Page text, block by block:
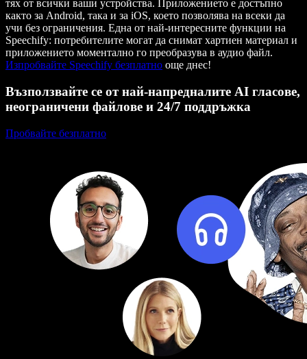
тях от всички ваши устройства. Приложението е достъпно
както за Android, така и за iOS, което позволява на всеки да
учи без ограничения. Една от най-интересните функции на
Speechify: потребителите могат да снимат хартиен материал и
приложението моментално го преобразува в аудио файл.
Изпробвайте Speechify безплатно още днес!
Възползвайте се от най-напредналите AI гласове,
неограничени файлове и 24/7 поддръжка
Пробвайте безплатно